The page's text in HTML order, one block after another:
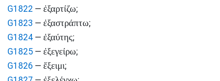
G1822 — ἐξαρτίζω;
G1823 — ἐξαστράπτω;
G1824 — ἐξαύτης;
G1825 — ἐξεγείρω;
G1826 — ἔξειμι;